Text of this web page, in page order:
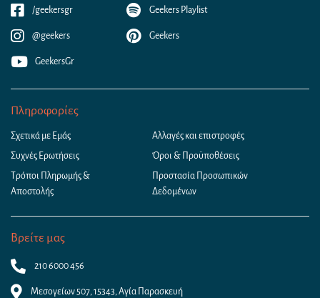
/geekersgr
@geekers
GeekersGr
Geekers Playlist
Geekers
Πληροφορίες
Σχετικά με Εμάς
Συχνές Ερωτήσεις
Τρόποι Πληρωμής &
Αποστολής
Αλλαγές και επιστροφές
Όροι & Προϋποθέσεις
Προστασία Προσωπικών
Δεδομένων
Βρείτε μας
210 6000 456
Μεσογείων 507, 15343, Αγία Παρασκευή